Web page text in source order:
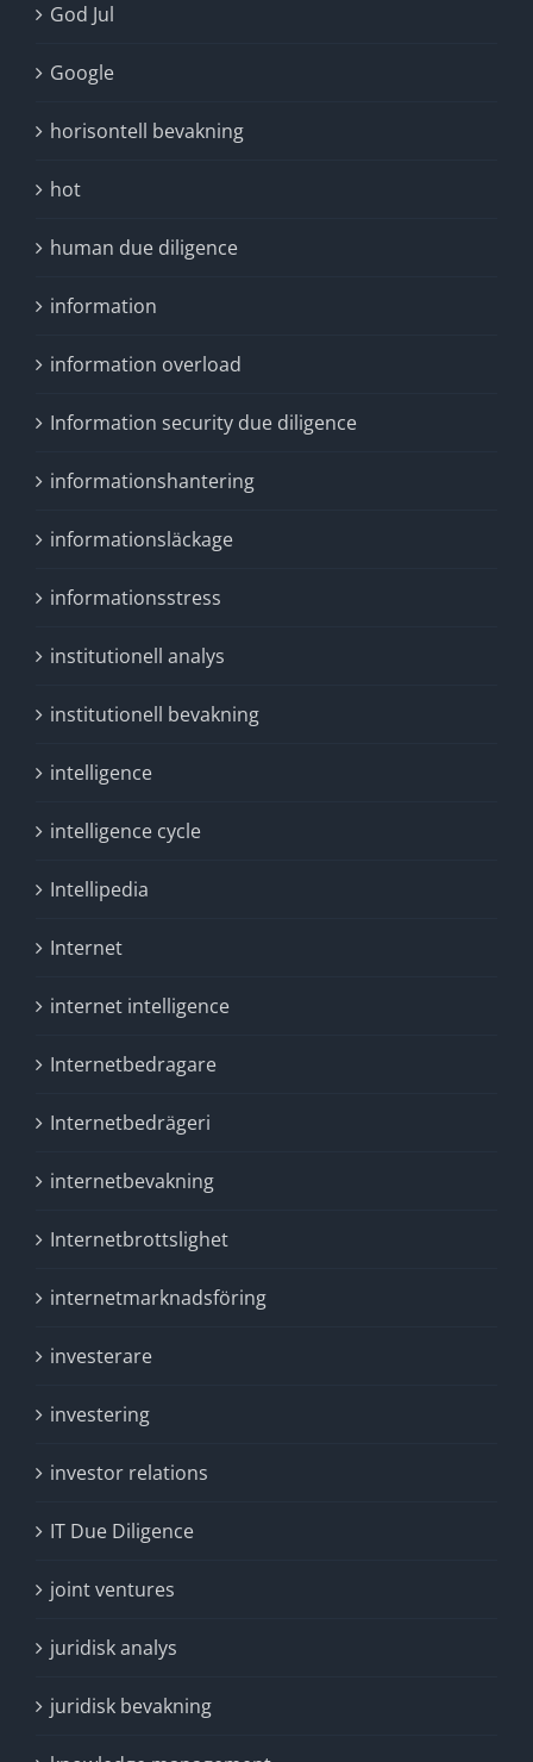
God Jul
Google
horisontell bevakning
hot
human due diligence
information
information overload
Information security due diligence
informationshantering
informationsläckage
informationsstress
institutionell analys
institutionell bevakning
intelligence
intelligence cycle
Intellipedia
Internet
internet intelligence
Internetbedragare
Internetbedrägeri
internetbevakning
Internetbrottslighet
internetmarknadsföring
investerare
investering
investor relations
IT Due Diligence
joint ventures
juridisk analys
juridisk bevakning